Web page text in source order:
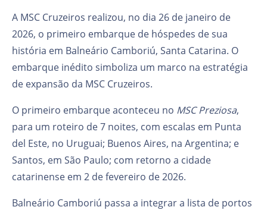
A MSC Cruzeiros realizou, no dia 26 de janeiro de
2026, o primeiro embarque de hóspedes de sua
história em Balneário Camboriú, Santa Catarina. O
embarque inédito simboliza um marco na estratégia
de expansão da MSC Cruzeiros.
O primeiro embarque aconteceu no MSC Preziosa,
para um roteiro de 7 noites, com escalas em Punta
del Este, no Uruguai; Buenos Aires, na Argentina; e
Santos, em São Paulo; com retorno a cidade
catarinense em 2 de fevereiro de 2026.
Balneário Camboriú passa a integrar a lista de portos